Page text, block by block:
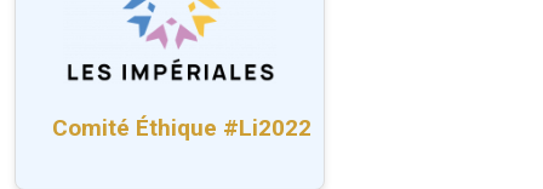
Comité Éthique #Li2022